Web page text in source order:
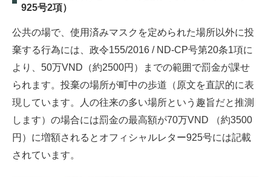
925号2項）
公共の場で、使用済みマスクを定められた場所以外に投
棄する行為には、政令155/2016 / ND-CP号第20条1項に
より、50万VND（約2500円）までの範囲で罰金が課せ
られます。投棄の場所が町中の歩道（原文を直訳的に表
現しています。人の往来の多い場所という趣旨だと推測
します）の場合には罰金の最高額が70万VND （約3500
円）に増額されるとオフィシャルレター925号には記載
されています。